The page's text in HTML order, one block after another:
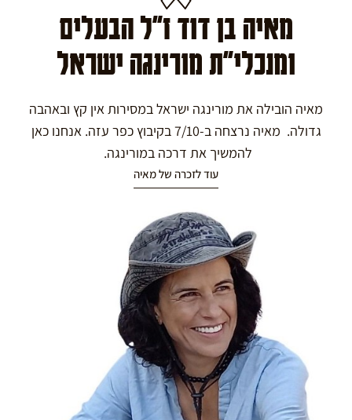
מאיה בן דוד ז"ל הבעלים
ומנכלי"ת מורינגה ישראל
מאיה הובילה את מורינגה ישראל במסירות אין קץ ובאהבה
גדולה. מאיה נרצחה ב-7/10 בקיבוץ כפר עזה. אנחנו כאן
להמשיך את דרכה במורינגה.
עוד לזכרה של מאיה